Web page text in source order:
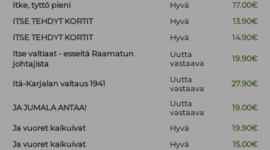
Itke, tyttö pieni Hyvä
17.00€
ITSE TEHDYT KORTIT
Hyvä
13.90€
ITSE TEHDYT KORTIT
Hyvä
14.90€
Itse valtiaat - esseitä Raamatun
johtajista
Uutta
vastaava
19.90€
Itä-Karjalan valtaus 1941
Uutta
vastaava
27.90€
JA JUMALA ANTAA!
Uutta
vastaava
19.00€
Ja vuoret kaikuivat Hyvä
19.90€
Ja vuoret kaikuivat
Hyvä
15.00€